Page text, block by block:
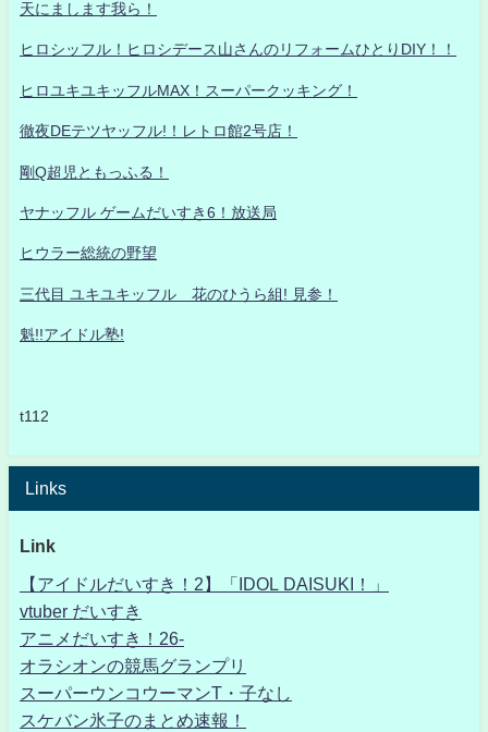
天にまします我ら！
ヒロシッフル！ヒロシデース山さんのリフォームひとりDIY！！
ヒロユキユキッフルMAX！スーパークッキング！
徹夜DEテツヤッフル!！レトロ館2号店！
剛Q超児ともっふる！
ヤナッフル ゲームだいすき6！放送局
ヒウラー総統の野望
三代目 ユキユキッフル 花のひうら組! 見参！
魁!!アイドル塾!
t112
Links
Link
【アイドルだいすき！2】「IDOL DAISUKI！」
vtuber だいすき
アニメだいすき！26-
オラシオンの競馬グランプリ
スーパーウンコウーマンT・子なし
スケバン氷子のまとめ速報！